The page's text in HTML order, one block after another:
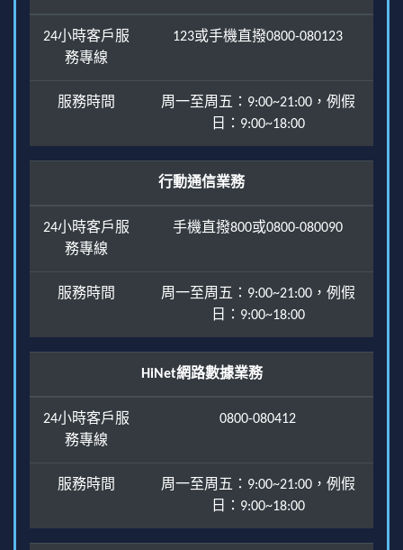
24小時客戶服
務專線
123或手機直撥0800-080123
服務時間
周一至周五：9:00~21:00，例假
日：9:00~18:00
行動通信業務
24小時客戶服
務專線
手機直撥800或0800-080090
服務時間
周一至周五：9:00~21:00，例假
日：9:00~18:00
HiNet網路數據業務
24小時客戶服
務專線
0800-080412
服務時間
周一至周五：9:00~21:00，例假
日：9:00~18:00